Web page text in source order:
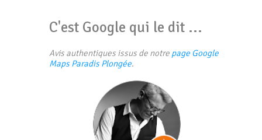
C'est Google qui le dit ...
Avis authentiques issus de notre page Google
Maps Paradis Plongée.